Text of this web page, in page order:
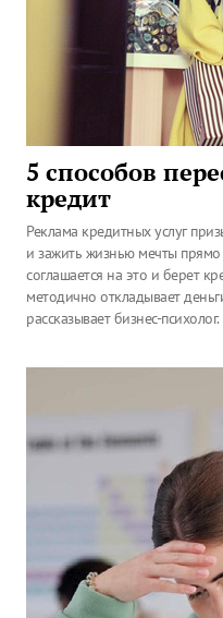
5 способов
кредит
Реклама кредитных услуг
и зажить жизнью мечты прямо
соглашается на это и берет
методично откладывает
рассказывает бизнес-психолог.